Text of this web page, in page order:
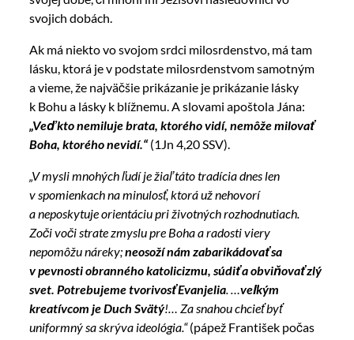
svojich dobách.
Ak má niekto vo svojom srdci milosrdenstvo, má tam
lásku, ktorá je v podstate milosrdenstvom samotným
a vieme, že najväčšie prikázanie je prikázanie lásky
k Bohu a lásky k blížnemu. A slovami apoštola Jána:
„Veď kto nemiluje brata, ktorého vidí, nemôže milovať
Boha, ktorého nevidí.“(1Jn 4,20 SSV).
„V mysli mnohých ľudí je žiaľ táto tradícia dnes len
v spomienkach na minulosť, ktorá už nehovorí
a neposkytuje orientáciu pri životných rozhodnutiach.
Zoči voči strate zmyslu pre Boha a radosti viery
nepomôžu náreky;neosoží nám zabarikádovať sa
v pevnosti obranného katolicizmu, súdiť a obviňovať zlý
svet. Potrebujeme tvorivosť Evanjelia . …veľkým
kreatívcom je Duch Svätý!… Za snahou chcieť byť
uniformný sa skrýva ideológia.“(pápež František počas